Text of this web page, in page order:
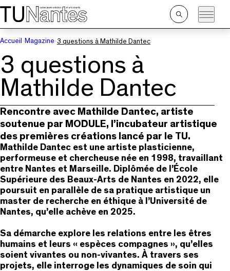
Passer directement à la navigation
Passer directement au contenu principal
Ouvrir
la
Accueil
Magazine 3 questions à Mathilde Dantec
3 questions à
Mathilde Dantec
Rencontre avec Mathilde Dantec, artiste
soutenue par MODULE, l’incubateur artistique
des premières créations lancé par le TU.
Mathilde Dantec est une artiste plasticienne,
performeuse et chercheuse née en 1998, travaillant
entre Nantes et Marseille. Diplômée de l’École
Supérieure des Beaux-Arts de Nantes en 2022, elle
poursuit en parallèle de sa pratique artistique un
master de recherche en éthique à l’Université de
Nantes, qu’elle achève en 2025.
Sa démarche explore les relations entre les êtres
humains et leurs « espèces compagnes », qu’elles
soient vivantes ou non-vivantes. À travers ses
projets, elle interroge les dynamiques de soin qui